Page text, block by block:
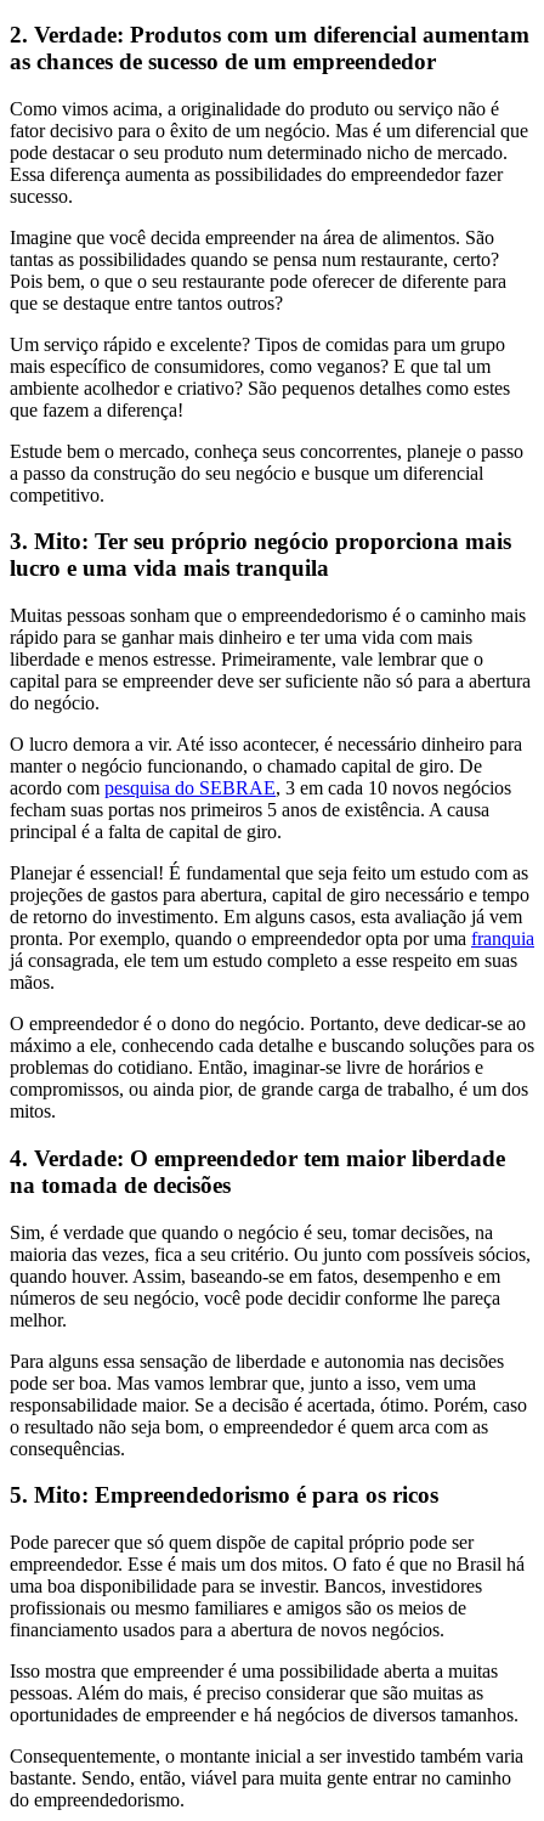
2. Verdade: Produtos com um diferencial aumentam
as chances de sucesso de um empreendedor
Como vimos acima, a originalidade do produto ou serviço não é
fator decisivo para o êxito de um negócio. Mas é um diferencial que
pode destacar o seu produto num determinado nicho de mercado.
Essa diferença aumenta as possibilidades do empreendedor fazer
sucesso.
Imagine que você decida empreender na área de alimentos. São
tantas as possibilidades quando se pensa num restaurante, certo?
Pois bem, o que o seu restaurante pode oferecer de diferente para
que se destaque entre tantos outros?
Um serviço rápido e excelente? Tipos de comidas para um grupo
mais específico de consumidores, como veganos? E que tal um
ambiente acolhedor e criativo? São pequenos detalhes como estes
que fazem a diferença!
Estude bem o mercado, conheça seus concorrentes, planeje o passo
a passo da construção do seu negócio e busque um diferencial
competitivo.
3. Mito: Ter seu próprio negócio proporciona mais
lucro e uma vida mais tranquila
Muitas pessoas sonham que o empreendedorismo é o caminho mais
rápido para se ganhar mais dinheiro e ter uma vida com mais
liberdade e menos estresse. Primeiramente, vale lembrar que o
capital para se empreender deve ser suficiente não só para a abertura
do negócio.
O lucro demora a vir. Até isso acontecer, é necessário dinheiro para
manter o negócio funcionando, o chamado capital de giro. De
acordo com pesquisa do SEBRAE, 3 em cada 10 novos negócios
fecham suas portas nos primeiros 5 anos de existência. A causa
principal é a falta de capital de giro.
Planejar é essencial! É fundamental que seja feito um estudo com as
projeções de gastos para abertura, capital de giro necessário e tempo
de retorno do investimento. Em alguns casos, esta avaliação já vem
pronta. Por exemplo, quando o empreendedor opta por uma franquia
já consagrada, ele tem um estudo completo a esse respeito em suas
mãos.
O empreendedor é o dono do negócio. Portanto, deve dedicar-se ao
máximo a ele, conhecendo cada detalhe e buscando soluções para os
problemas do cotidiano. Então, imaginar-se livre de horários e
compromissos, ou ainda pior, de grande carga de trabalho, é um dos
mitos.
4. Verdade: O empreendedor tem maior liberdade
na tomada de decisões
Sim, é verdade que quando o negócio é seu, tomar decisões, na
maioria das vezes, fica a seu critério. Ou junto com possíveis sócios,
quando houver. Assim, baseando-se em fatos, desempenho e em
números de seu negócio, você pode decidir conforme lhe pareça
melhor.
Para alguns essa sensação de liberdade e autonomia nas decisões
pode ser boa. Mas vamos lembrar que, junto a isso, vem uma
responsabilidade maior. Se a decisão é acertada, ótimo. Porém, caso
o resultado não seja bom, o empreendedor é quem arca com as
consequências.
5. Mito: Empreendedorismo é para os ricos
Pode parecer que só quem dispõe de capital próprio pode ser
empreendedor. Esse é mais um dos mitos. O fato é que no Brasil há
uma boa disponibilidade para se investir. Bancos, investidores
profissionais ou mesmo familiares e amigos são os meios de
financiamento usados para a abertura de novos negócios.
Isso mostra que empreender é uma possibilidade aberta a muitas
pessoas. Além do mais, é preciso considerar que são muitas as
oportunidades de empreender e há negócios de diversos tamanhos.
Consequentemente, o montante inicial a ser investido também varia
bastante. Sendo, então, viável para muita gente entrar no caminho
do empreendedorismo.